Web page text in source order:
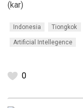
(kar)
Indonesia Tiongkok
Artificial Intellegence
0